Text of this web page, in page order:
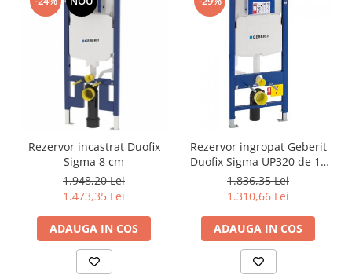
Rezervor incastrat Duofix
Sigma 8 cm
1.948,20 Lei
1.473,35 Lei
ADAUGA IN COS
Rezervor ingropat Geberit
Duofix Sigma UP320 de 12
cm grosime cu cadru si
actionare frontala, H112 cm
1.836,35 Lei
1.310,66 Lei
ADAUGA IN COS